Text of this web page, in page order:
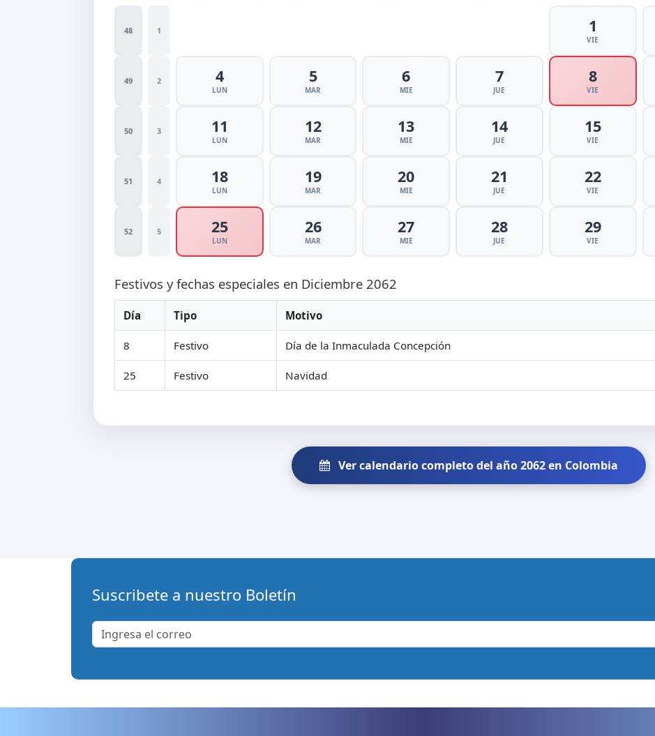
48 1 1
VIE
49 2 4
LUN
5
MAR
6
MIE
7
JUE
8
VIE
50 3 11
LUN
12
MAR
13
MIE
14
JUE
15
VIE
51 4 18
LUN
19
MAR
20
MIE
21
JUE
22
VIE
52 5 25
LUN
26
MAR
27
MIE
28
JUE
29
VIE
Festivos y fechas especiales en Diciembre 2062
Día Tipo Motivo
8 Festivo Día de la Inmaculada Concepción
25 Festivo Navidad
Ver calendario completo del año 2062 en Colombia
Suscribete a nuestro Boletín